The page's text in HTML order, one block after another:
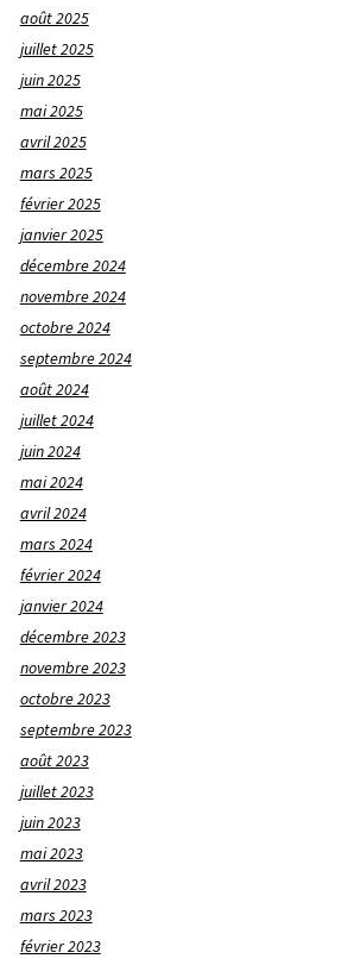
août 2025
juillet 2025
juin 2025
mai 2025
avril 2025
mars 2025
février 2025
janvier 2025
décembre 2024
novembre 2024
octobre 2024
septembre 2024
août 2024
juillet 2024
juin 2024
mai 2024
avril 2024
mars 2024
février 2024
janvier 2024
décembre 2023
novembre 2023
octobre 2023
septembre 2023
août 2023
juillet 2023
juin 2023
mai 2023
avril 2023
mars 2023
février 2023